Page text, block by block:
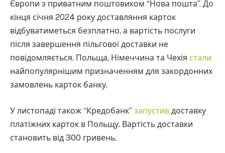
Європи з приватним поштовиком “Нова пошта”. До
кінця січня 2024 року доставляння карток
відбуватиметься безплатно, а вартість послуги
після завершення пільгової доставки не
повідомляється. Польща, Німеччина та Чехія стали
найпопулярнішим призначенням для закордонних
замовлень карток банку.
У листопаді також “Кредобанк” запустив доставку
платіжних карток в Польщу. Вартість доставки
становить від 300 гривень.